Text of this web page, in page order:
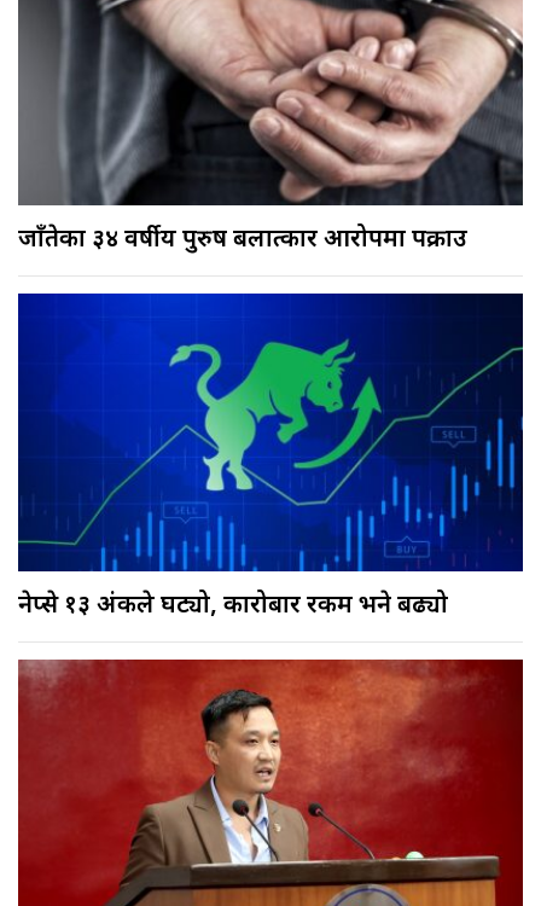
जाँतेका ३४ वर्षीय पुरुष बलात्कार आरोपमा पक्राउ
नेप्से १३ अंकले घट्यो, कारोबार रकम भने बढ्यो